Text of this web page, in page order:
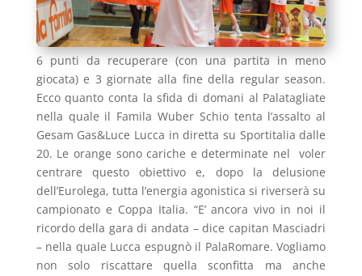
6 punti da recuperare (con una partita in meno
giocata) e 3 giornate alla fine della regular season.
Ecco quanto conta la sfida di domani al Palatagliate
nella quale il Famila Wuber Schio tenta l’assalto al
Gesam Gas&Luce Lucca in diretta su Sportitalia dalle
20. Le orange sono cariche e determinate nel voler
centrare questo obiettivo e, dopo la delusione
dell’Eurolega, tutta l’energia agonistica si riverserà su
campionato e Coppa Italia. “E’ ancora vivo in noi il
ricordo della gara di andata – dice capitan Masciadri
– nella quale Lucca espugnò il PalaRomare. Vogliamo
non solo riscattare quella sconfitta ma anche